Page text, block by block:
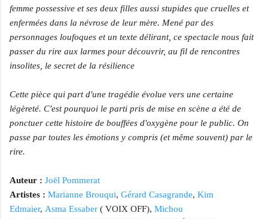
femme possessive et ses deux filles aussi stupides que cruelles et
enfermées dans la névrose de leur mère. Mené par des
personnages loufoques et un texte délirant, ce spectacle nous fait
passer du rire aux larmes pour découvrir, au fil de rencontres
insolites, le secret de la résilience
Cette pièce qui part d'une tragédie évolue vers une certaine
légèreté. C'est pourquoi le parti pris de mise en scène a été de
ponctuer cette histoire de bouffées d'oxygène pour le public. On
passe par toutes les émotions y compris (et même souvent) par le
rire.
Auteur : Joël Pommerat
Artistes : Marianne Brouqui, Gérard Casagrande, Kim
Edmaier, Asma Essaber ( VOIX OFF), Michou